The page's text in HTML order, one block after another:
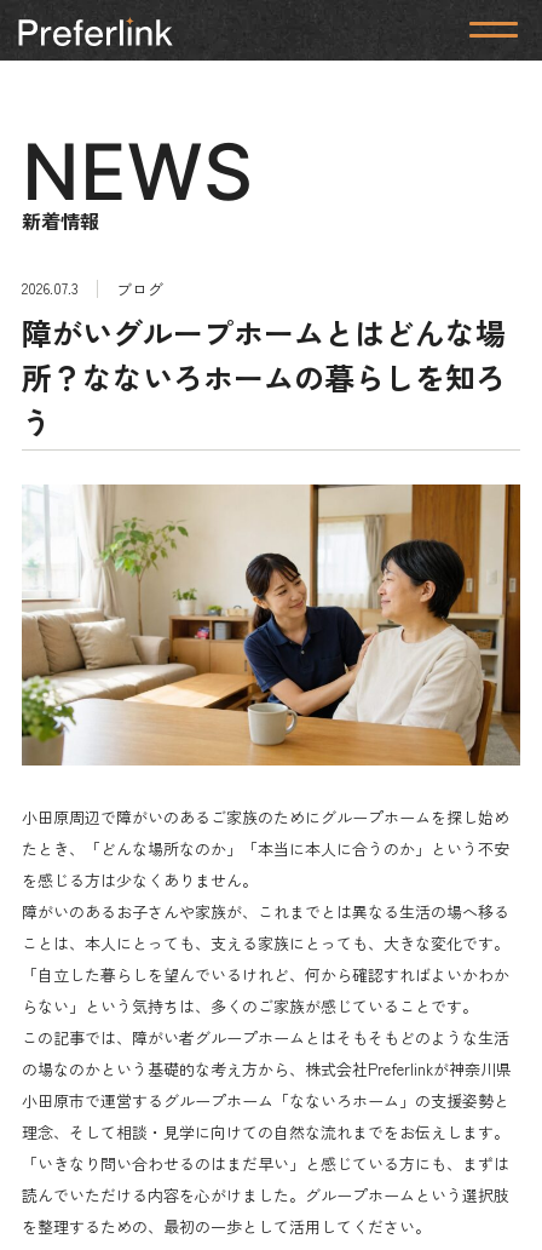
NEWS
新着情報
2026.07.3 ブログ
障がいグループホームとはどんな場
所？なないろホームの暮らしを知ろ
う
小田原周辺で障がいのあるご家族のためにグループホームを探し始め
たとき、「どんな場所なのか」「本当に本人に合うのか」という不安
を感じる方は少なくありません。
障がいのあるお子さんや家族が、これまでとは異なる生活の場へ移る
ことは、本人にとっても、支える家族にとっても、大きな変化です。
「自立した暮らしを望んでいるけれど、何から確認すればよいかわか
らない」という気持ちは、多くのご家族が感じていることです。
この記事では、障がい者グループホームとはそもそもどのような生活
の場なのかという基礎的な考え方から、株式会社Preferlinkが神奈川県
小田原市で運営するグループホーム「なないろホーム」の支援姿勢と
理念、そして相談・見学に向けての自然な流れまでをお伝えします。
「いきなり問い合わせるのはまだ早い」と感じている方にも、まずは
読んでいただける内容を心がけました。グループホームという選択肢
を整理するための、最初の一歩として活用してください。